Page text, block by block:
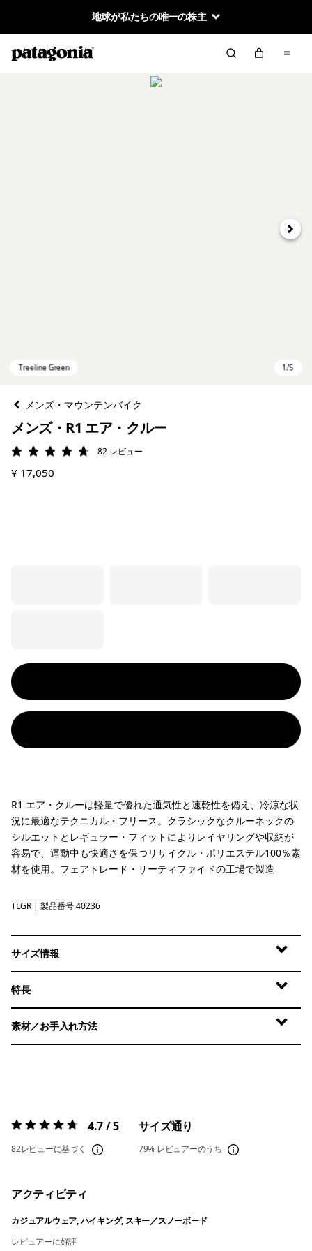
地球が私たちの唯一の株主
次へ
メンズ・マウンテンバイク
メンズ・R1 エア・クルー
評価: 4.7 / 5
82 レビュー
¥ 17,050
R1 エア・クルーは軽量で優れた通気性と速乾性を備え、冷涼な状
況に最適なテクニカル・フリース。クラシックなクルーネックの
シルエットとレギュラー・フィットによりレイヤリングや収納が
容易で、運動中も快適さを保つリサイクル・ポリエステル100％素
材を使用。フェアトレード・サーティファイドの工場で製造
Treeline Green
TLGR | 製品番号 40236
サイズ情報
特長
素材／お手入れ方法
評価:4.7 / 5 4.7 / 5
82レビューに基づく
サイズ通り
79% レビュアーのうち
アクティビティ
カジュアルウェア, ハイキング, スキー／スノーボード
レビュアーに好評